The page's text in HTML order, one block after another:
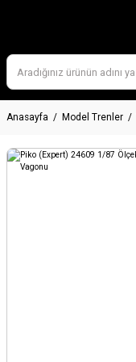
Anasayfa Model Trenler